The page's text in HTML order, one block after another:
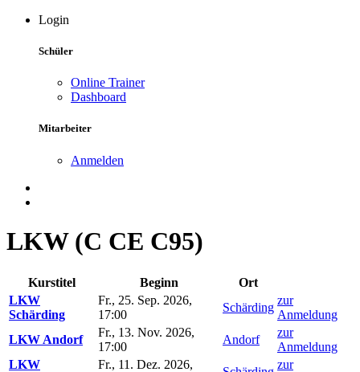
Login
Schüler
Online Trainer
Dashboard
Mitarbeiter
Anmelden
LKW (C CE C95)
Kurstitel Beginn
Ort
LKW
Schärding
Fr., 25. Sep. 2026,
17:00
Schärding
zur
Anmeldung
LKW Andorf
Fr., 13. Nov. 2026,
17:00
Andorf
zur
Anmeldung
LKW
Fr., 11. Dez. 2026, zur